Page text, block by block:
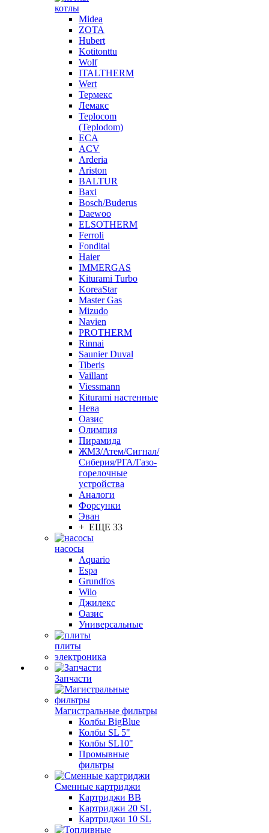
котлы
Midea
ZOTA
Hubert
Kotitonttu
Wolf
ITALTHERM
Wert
Термекс
Лемакс
Teplocom
(Teplodom)
ECA
ACV
Arderia
Ariston
BALTUR
Baxi
Bosch/Buderus
Daewoo
ELSOTHERM
Ferroli
Fondital
Haier
IMMERGAS
Kiturami Turbo
KoreaStar
Master Gas
Mizudo
Navien
PROTHERM
Rinnai
Saunier Duval
Tiberis
Vaillant
Viessmann
Кiturami настенные
Нева
Оазис
Олимпия
Пирамида
ЖМЗ/Атем/Сигнал/
Сиберия/РГА/Газо-
горелочные
устройства
Aналоги
Форсунки
Эван
+ ЕЩЕ 33
насосы
Aquario
Espa
Grundfos
Wilo
Джилекс
Оазис
Универсальные
плиты
электроника
Запчасти
Магистральные фильтры
Колбы BigBlue
Колбы SL 5"
Колбы SL10"
Промывные
фильтры
Сменные картриджи
Картриджи BB
Картриджи 20 SL
Картриджи 10 SL